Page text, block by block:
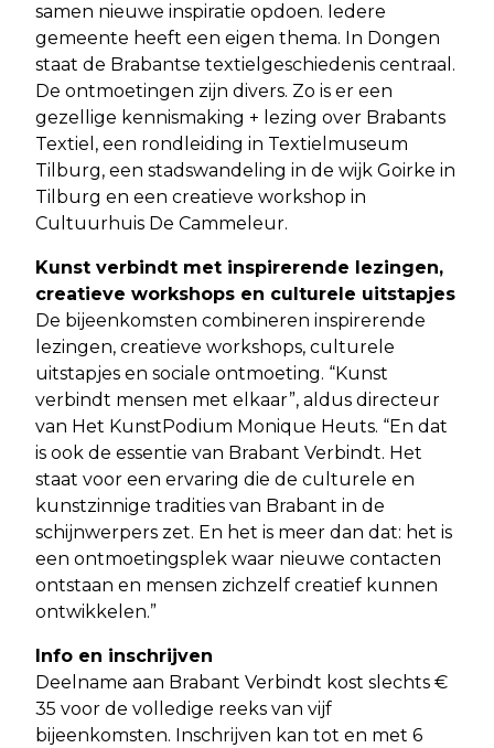
samen nieuwe inspiratie opdoen. Iedere
gemeente heeft een eigen thema. In Dongen
staat de Brabantse textielgeschiedenis centraal.
De ontmoetingen zijn divers. Zo is er een
gezellige kennismaking + lezing over Brabants
Textiel, een rondleiding in Textielmuseum
Tilburg, een stadswandeling in de wijk Goirke in
Tilburg en een creatieve workshop in
Cultuurhuis De Cammeleur.
Kunst verbindt met inspirerende lezingen,
creatieve workshops en culturele uitstapjes
De bijeenkomsten combineren inspirerende
lezingen, creatieve workshops, culturele
uitstapjes en sociale ontmoeting. “Kunst
verbindt mensen met elkaar”, aldus directeur
van Het KunstPodium Monique Heuts. “En dat
is ook de essentie van Brabant Verbindt. Het
staat voor een ervaring die de culturele en
kunstzinnige tradities van Brabant in de
schijnwerpers zet. En het is meer dan dat: het is
een ontmoetingsplek waar nieuwe contacten
ontstaan en mensen zichzelf creatief kunnen
ontwikkelen.”
Info en inschrijven
Deelname aan Brabant Verbindt kost slechts €
35 voor de volledige reeks van vijf
bijeenkomsten. Inschrijven kan tot en met 6